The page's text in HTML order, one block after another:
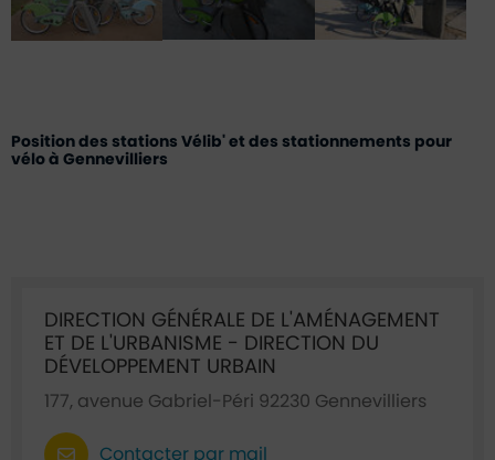
Position des stations Vélib' et des stationnements pour
vélo à Gennevilliers
DIRECTION GÉNÉRALE DE L'AMÉNAGEMENT
ET DE L'URBANISME - DIRECTION DU
DÉVELOPPEMENT URBAIN
177, avenue Gabriel-Péri 92230 Gennevilliers
Contacter par mail